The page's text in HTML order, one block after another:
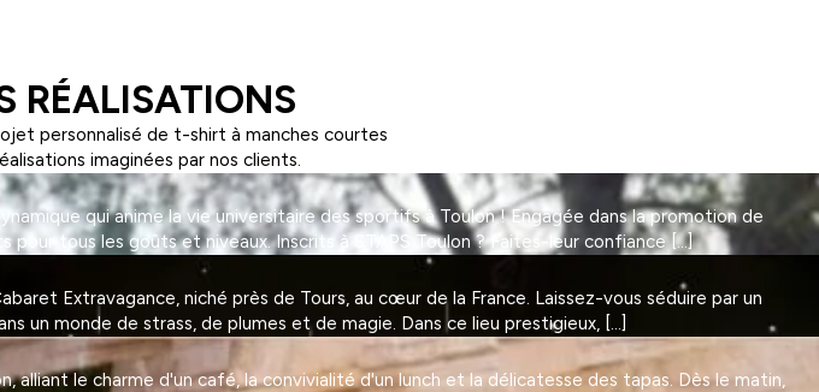
RÉALISATIONS
personnalisé de t-shirt à manches courtes
imaginées par nos clients.
qui anime la vie universitaire des sportifs à Toulon ! Engagée dans la promotion de
tous les goûts et niveaux. Inscrits à STAPS Toulon ? Faites-leur confiance […]
Extravagance, niché près de Tours, au cœur de la France. Laissez-vous séduire par un
un monde de strass, de plumes et de magie. Dans ce lieu prestigieux, […]
le charme d'un café, la convivialité d'un lunch et la délicatesse des tapas. Dès le matin,